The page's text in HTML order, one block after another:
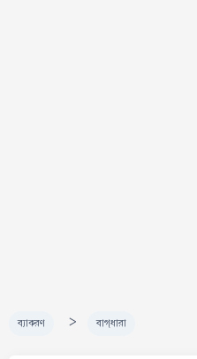
ব্যাকরণ > বাগ্‌ধারা